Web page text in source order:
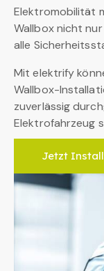
Elektromobilität
Wallbox nicht
alle
Mit elektrify
Wallbox-
zuverlässig
Elektrofahrzeug
Jetzt